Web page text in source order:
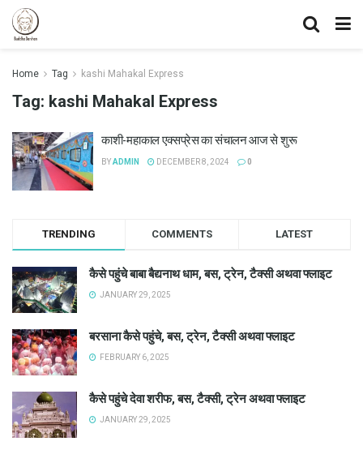
Home Tag kashi Mahakal Express
Tag: kashi Mahakal Express
काशी-महाकाल एक्सप्रेस का संचालन आज से शुरू
BYADMIN DECEMBER 8, 2024 0
TRENDING COMMENTS LATEST
कैसे पहुंचे बाबा बैद्यनाथ धाम, बस, ट्रेन, टैक्सी अथवा फ्लाइट
JANUARY 29, 2025
बरसाना कैसे पहुंचे, बस, ट्रेन, टैक्सी अथवा फ्लाइट
FEBRUARY 6, 2025
कैसे पहुंचे देवा शरीफ, बस, टैक्सी, ट्रेन अथवा फ्लाइट
JANUARY 29, 2025